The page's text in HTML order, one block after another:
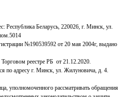
Беларусь, 220026, г. Минск, ул.
№190539592 от 20 мая 2004г, выдано
Торговом реестре РБ от 21.12.2020.
по адресу г. Минск, ул. Жилуновича, д. 4.
уполномоченного рассматривать обращения